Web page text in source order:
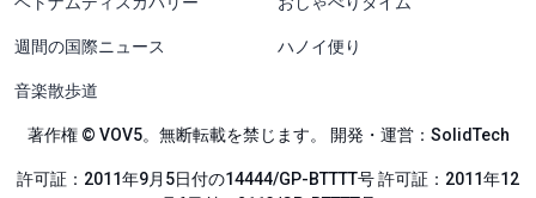
週間の国際ニュース ハノイ便り
音楽散歩道
著作権 © VOV5。無断転載を禁じます。 開発・運営：SolidTech
許可証：2011年9月5日付の14444/GP-BTTTT号 許可証：2011年12